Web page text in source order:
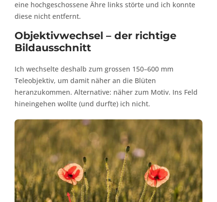
eine hochgeschossene Ähre links störte und ich konnte
diese nicht entfernt.
Objektivwechsel – der richtige
Bildausschnitt
Ich wechselte deshalb zum grossen 150–600 mm
Teleobjektiv, um damit näher an die Blüten
heranzukommen. Alternative: näher zum Motiv. Ins Feld
hineingehen wollte (und durfte) ich nicht.